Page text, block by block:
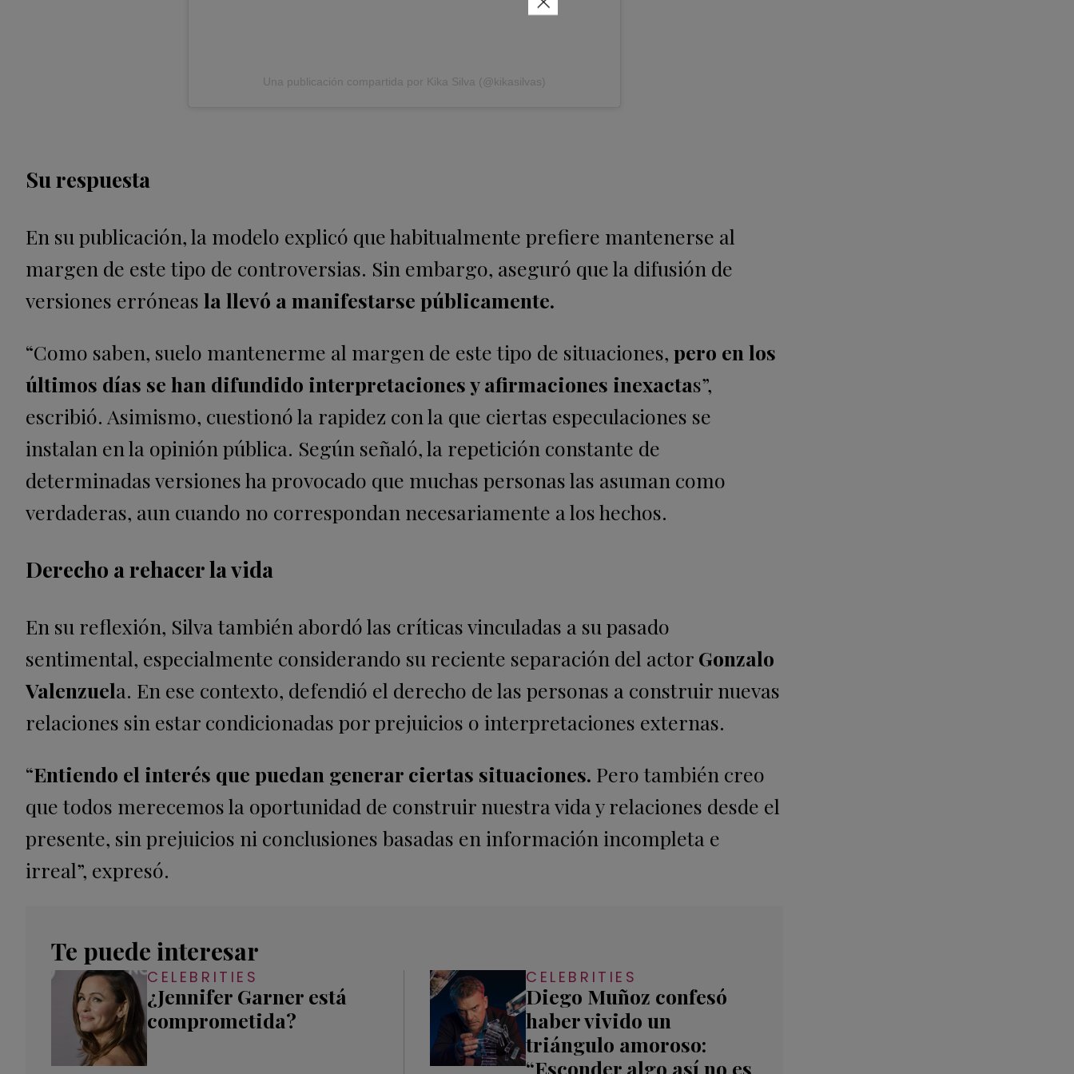
Una publicación compartida por Kika Silva (@kikasilvas)
Su respuesta
En su publicación, la modelo explicó que habitualmente prefiere mantenerse al
margen de este tipo de controversias. Sin embargo, aseguró que la difusión de
versiones erróneas la llevó a manifestarse públicamente.
“Como saben, suelo mantenerme al margen de este tipo de situaciones, pero en los
últimos días se han difundido interpretaciones y afirmaciones inexactas”,
escribió. Asimismo, cuestionó la rapidez con la que ciertas especulaciones se
instalan en la opinión pública. Según señaló, la repetición constante de
determinadas versiones ha provocado que muchas personas las asuman como
verdaderas, aun cuando no correspondan necesariamente a los hechos.
Derecho a rehacer la vida
En su reflexión, Silva también abordó las críticas vinculadas a su pasado
sentimental, especialmente considerando su reciente separación del actor Gonzalo
Valenzuela. En ese contexto, defendió el derecho de las personas a construir nuevas
relaciones sin estar condicionadas por prejuicios o interpretaciones externas.
“Entiendo el interés que puedan generar ciertas situaciones. Pero también creo
que todos merecemos la oportunidad de construir nuestra vida y relaciones desde el
presente, sin prejuicios ni conclusiones basadas en información incompleta e
irreal”, expresó.
Te puede interesar
CELEBRITIES
¿Jennifer Garner está
comprometida?
CELEBRITIES
Diego Muñoz confesó
haber vivido un
triángulo amoroso:
“Esconder algo así no es